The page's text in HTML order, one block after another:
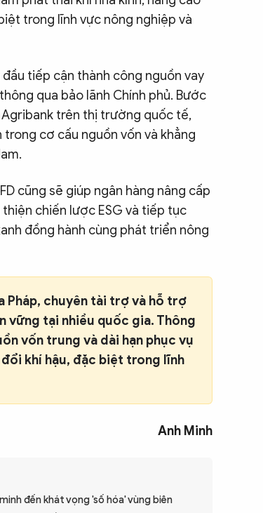
trong lĩnh vực nông nghiệp và
tiếp cận thành công nguồn vay
qua bảo lãnh Chính phủ. Bước
Agribank trên thị trường quốc tế,
cơ cấu nguồn vốn và khẳng
cũng sẽ giúp ngân hàng nâng cấp
chiến lược ESG và tiếp tục
đồng hành cùng phát triển nông
Pháp, chuyên tài trợ và hỗ trợ
vững tại nhiều quốc gia. Thông
vốn trung và dài hạn phục vụ
khí hậu, đặc biệt trong lĩnh
Anh Minh
đến khát vọng 'số hóa' vùng biên